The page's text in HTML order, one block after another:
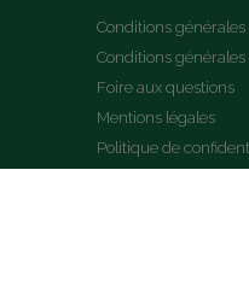
Conditions
Conditions
Foire aux questions
Mentions légales
Politique de